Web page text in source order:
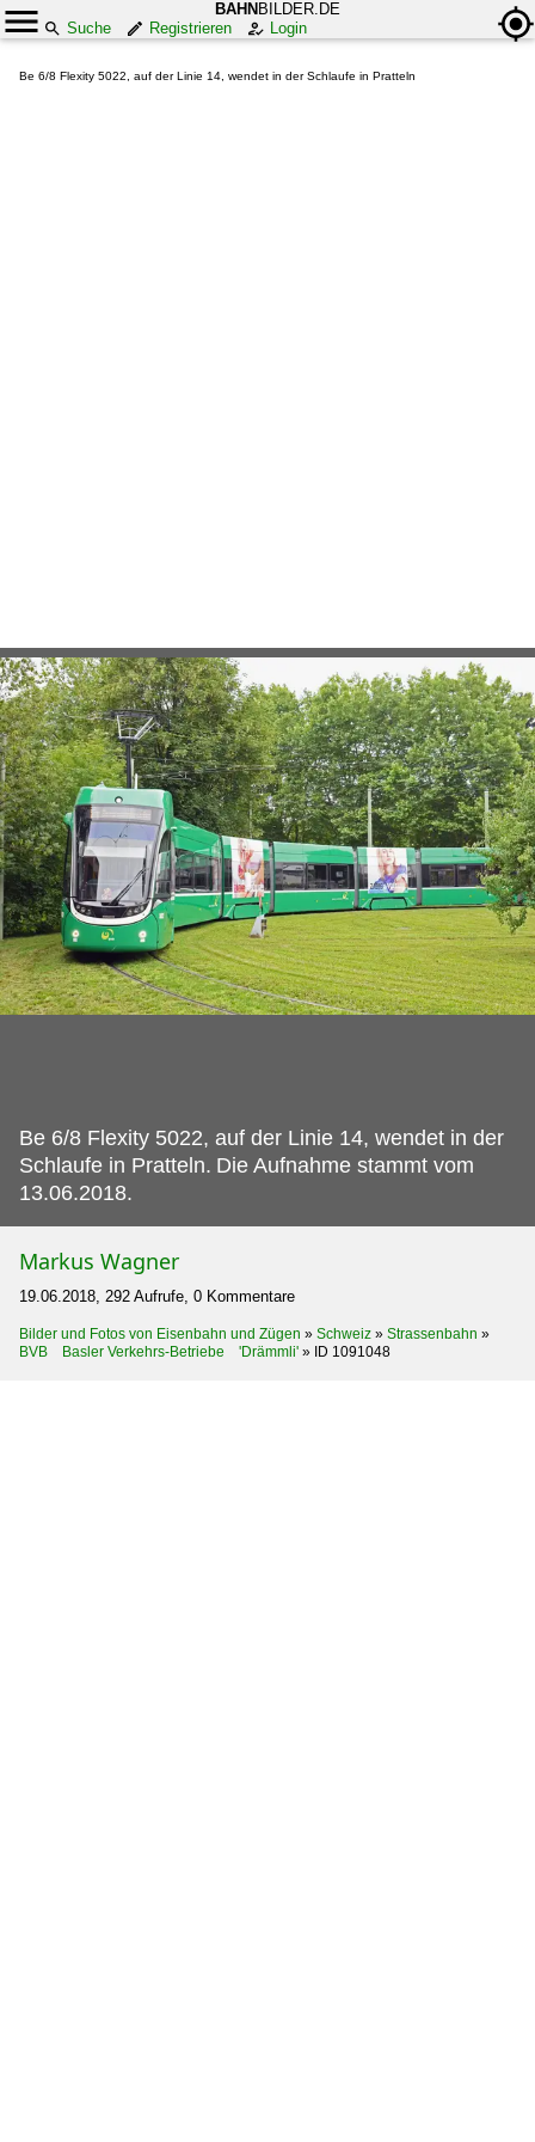
BAHN BILDER.DE
Suche
Registrieren Login
Be 6/8 Flexity 5022, auf der Linie 14, wendet in der Schlaufe in Pratteln
Be 6/8 Flexity 5022, auf der Linie 14, wendet in der
Schlaufe in Pratteln. Die Aufnahme stammt vom
13.06.2018.
Markus Wagner
19.06.2018, 292 Aufrufe, 0 Kommentare
Bilder und Fotos von Eisenbahn und Zügen » Schweiz » Strassenbahn »
BVB Basler Verkehrs-Betriebe 'Drämmli' » ID 1091048